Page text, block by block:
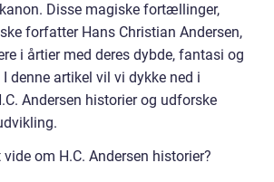
Disse magiske fortællinger,
forfatter Hans Christian Andersen,
i årtier med deres dybde, fantasi og
denne artikel vil vi dykke ned i
Andersen historier og udforske
om H.C. Andersen historier?